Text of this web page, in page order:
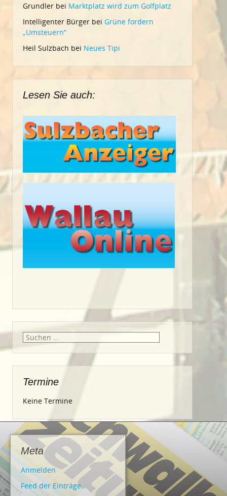
Grundler bei Marktplatz wird zum Golfplatz
Intelligenter Bürger bei Grüne fordern
„Umsteuern“
Heil Sulzbach bei Neues Tipi
Lesen Sie auch:
Suche
nach:
Termine
Keine Termine
Meta
Anmelden
Feed der Einträge